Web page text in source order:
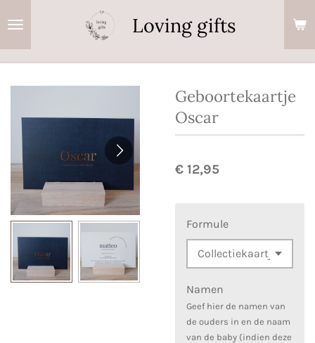
Loving gifts
Geboortekaartje
Oscar
€ 12,95
Formule
Namen
Geef hier de namen van
de ouders in en de naam
van de baby (indien deze